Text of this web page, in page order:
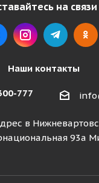
на связи
Наши контакты
777
в
93а